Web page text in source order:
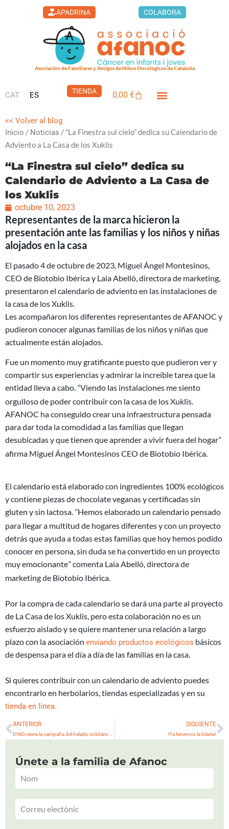
APADRINA COLABORA
Asociación de Familiares y Amigos de Niños Oncológicos de Cataluña
CAT ES TIENDA 0,00€Carrito
<< Volver al blog
Inicio / Noticias / “La Finestra sul cielo” dedica su Calendario de
Adviento a La Casa de los Xuklis
“La Finestra sul cielo” dedica su
Calendario de Adviento a La Casa de
los Xuklis
octubre 10, 2023
Representantes de la marca hicieron la
presentación ante las familias y los niños y niñas
alojados en la casa
El pasado 4 de octubre de 2023, Miguel Ángel Montesinos,
CEO de Biotobio Ibérica y Laia Abelló, directora de marketing,
presentaron el calendario de adviento en las instalaciones de
la casa de los Xuklis.
Les acompañaron los diferentes representantes de AFANOC y
pudieron conocer algunas familias de los niños y niñas que
actualmente están alojados.
Fue un momento muy gratificante puesto que pudieron ver y
compartir sus experiencias y admirar la increíble tarea que la
entidad lleva a cabo. “Viendo las instalaciones me siento
orgulloso de poder contribuir con la casa de los Xuklis.
AFANOC ha conseguido crear una infraestructura pensada
para dar toda la comodidad a las familias que llegan
desubicadas y que tienen que aprender a vivir fuera del hogar”
afirma Miguel Ángel Montesinos CEO de Biotobio Ibérica.
El calendario está elaborado con ingredientes 100% ecológicos
y contiene piezas de chocolate veganas y certificadas sin
gluten y sin lactosa. “Hemos elaborado un calendario pensado
para llegar a multitud de hogares diferentes y con un proyecto
detrás que ayuda a todas estas familias que hoy hemos podido
conocer en persona, sin duda se ha convertido en un proyecto
muy emocionante”comenta Laia Abelló, directora de
marketing de Biotobio Ibérica.
Por la compra de cada calendario se dará una parte al proyecto
de La Casa de los Xuklis, pero esta colaboración no es un
esfuerzo aislado y se quiere mantener una relación a largo
plazo con la asociación enviando productos ecológicos básicos
de despensa para el día a día de las familias en la casa.
Si quieres contribuir con un calendario de adviento puedes
encontrarlo en herbolarios, tiendas especializadas y en su
tienda en línea.
Ant
ANTERIOR SIGUIENTE
!Ya tenemos la lotería!
Únete a la familia de Afanoc